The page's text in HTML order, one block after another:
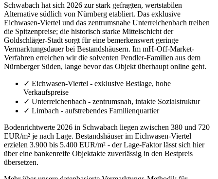
Schwabach hat sich 2026 zur stark gefragten, wertstabilen
Alternative südlich von Nürnberg etabliert. Das exklusive
Eichwasen-Viertel und das zentrumsnahe Unterreichenbach treiben
die Spitzenpreise; die historisch starke Mittelschicht der
Goldschläger-Stadt sorgt für eine bemerkenswert geringe
Vermarktungsdauer bei Bestandshäusern. Im mH-Off-Market-
Verfahren erreichen wir die solventen Pendler-Familien aus dem
Nürnberger Süden, lange bevor das Objekt überhaupt online geht.
✓ Eichwasen-Viertel - exklusive Bestlage, hohe
Verkaufspreise
✓ Unterreichenbach - zentrumsnah, intakte Sozialstruktur
✓ Limbach - aufstrebendes Familienquartier
Bodenrichtwerte 2026 in Schwabach liegen zwischen 380 und 720
EUR/m² je nach Lage. Bestandshäuser im Eichwasen-Viertel
erzielen 3.900 bis 5.400 EUR/m² - der Lage-Faktor lässt sich hier
über eine bankenreife Objektakte zuverlässig in den Bestpreis
übersetzen.